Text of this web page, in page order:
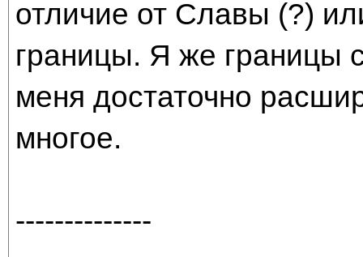
отличие от Славы (?)
границы. Я же границы
меня достаточно
многое.
--------------